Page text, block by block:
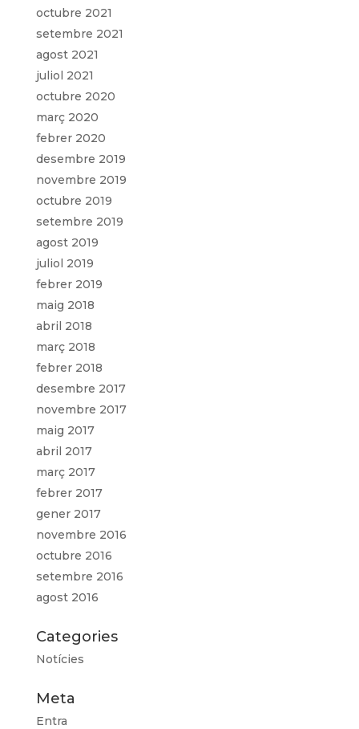
octubre 2021
setembre 2021
agost 2021
juliol 2021
octubre 2020
març 2020
febrer 2020
desembre 2019
novembre 2019
octubre 2019
setembre 2019
agost 2019
juliol 2019
febrer 2019
maig 2018
abril 2018
març 2018
febrer 2018
desembre 2017
novembre 2017
maig 2017
abril 2017
març 2017
febrer 2017
gener 2017
novembre 2016
octubre 2016
setembre 2016
agost 2016
Categories
Notícies
Meta
Entra